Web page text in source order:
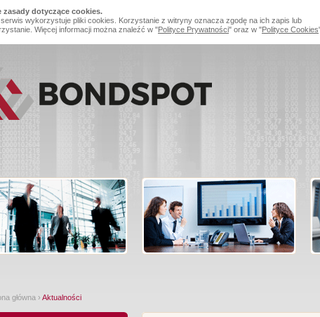
zasady dotyczące cookies.
wykorzystuje pliki cookies. Korzystanie z witryny oznacza zgodę na ich zapis lub
Więcej informacji można znaleźć w "Polityce Prywatności" oraz w "Polityce Cookies
główna › Aktualności